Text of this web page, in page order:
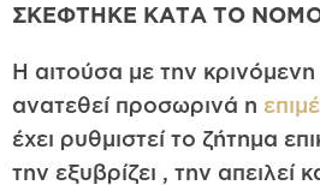
ΣΚΕΦΤΗΚΕ ΚΑΤΑ ΤΟ
Η αιτούσα με την κρινόμενη
ανατεθεί προσωρινά η
έχει ρυθμιστεί το ζήτημα
την εξυβρίζει , την